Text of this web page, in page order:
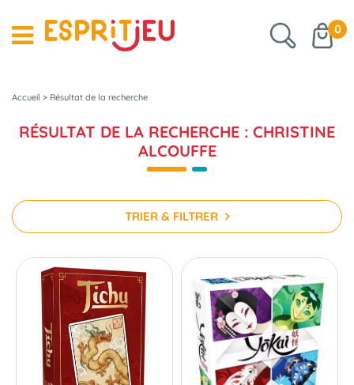
0
Accueil > Résultat de la recherche
RÉSULTAT DE LA RECHERCHE : CHRISTINE
ALCOUFFE
TRIER & FILTRER